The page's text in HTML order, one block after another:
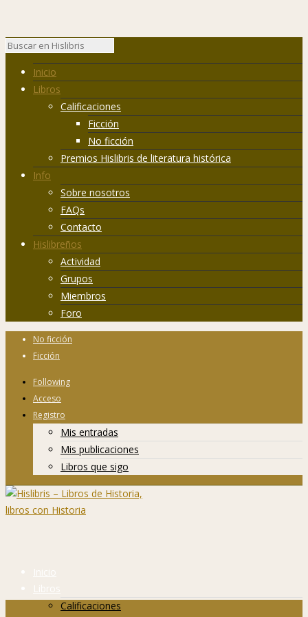
Inicio
Libros
Calificaciones
Ficción
No ficción
Premios Hislibris de literatura histórica
Info
Sobre nosotros
FAQs
Contacto
Hislibreños
Actividad
Grupos
Miembros
Foro
No ficción
Ficción
Following
Acceso
Registro
Mis entradas
Mis publicaciones
Libros que sigo
Inicio
Libros
Calificaciones